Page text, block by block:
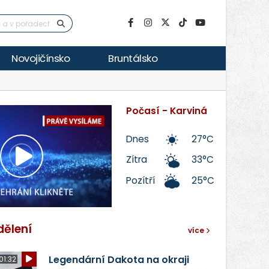
Novojičínsko Bruntálsko
Přehrát
video
Počasí - Karviná
Dnes
27°C
Zítra
33°C
Pozítří
25°C
více
Legendární Dakota na okraji